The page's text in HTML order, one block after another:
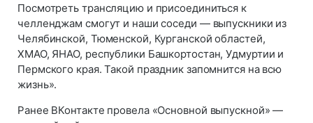
Посмотреть трансляцию и присоединиться к
челленджам смогут и наши соседи — выпускники из
Челябинской, Тюменской, Курганской областей,
ХМАО, ЯНАО, республики Башкортостан, Удмуртии и
Пермского края. Такой праздник запомнится на всю
жизнь».
Ранее ВКонтакте провела «Основной выпускной» —